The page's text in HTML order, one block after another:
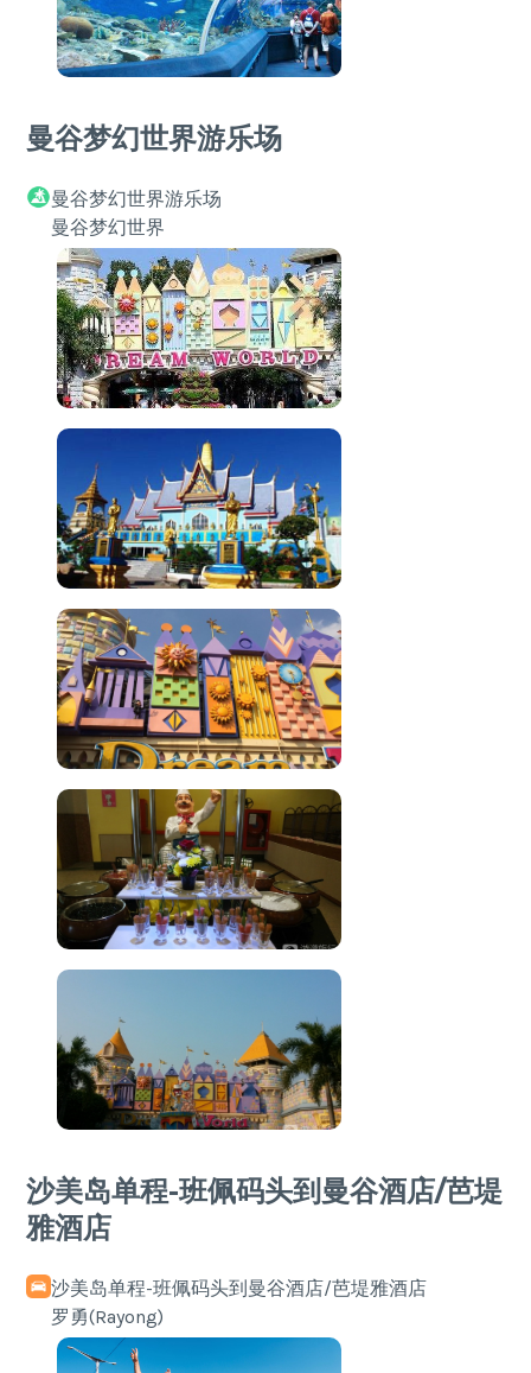
曼谷梦幻世界游乐场
曼谷梦幻世界游乐场
曼谷梦幻世界
沙美岛单程-班佩码头到曼谷酒店/芭堤
雅酒店
沙美岛单程-班佩码头到曼谷酒店/芭堤雅酒店
罗勇(Rayong)